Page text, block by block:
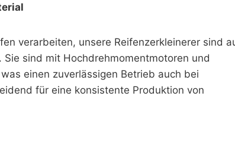
verarbeiten, unsere Reifenzerkleinerer sind
sind mit Hochdrehmomentmotoren und
einen zuverlässigen Betrieb auch bei
für eine konsistente Produktion von